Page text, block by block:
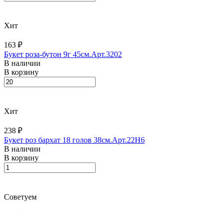
Хит
163 ₽
Букет роза-бутон 9г 45см.Арт.3202
В наличии
В корзину
Хит
238 ₽
Букет роз бархат 18 голов 38см.Арт.22H6
В наличии
В корзину
Советуем